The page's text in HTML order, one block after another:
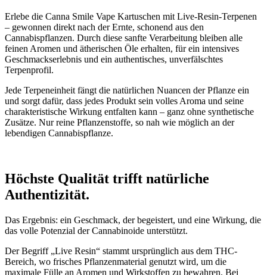
Erlebe die Canna Smile Vape Kartuschen mit Live-Resin-Terpenen
– gewonnen direkt nach der Ernte, schonend aus den
Cannabispflanzen. Durch diese sanfte Verarbeitung bleiben alle
feinen Aromen und ätherischen Öle erhalten, für ein intensives
Geschmackserlebnis und ein authentisches, unverfälschtes
Terpenprofil.
Jede Terpeneinheit fängt die natürlichen Nuancen der Pflanze ein
und sorgt dafür, dass jedes Produkt sein volles Aroma und seine
charakteristische Wirkung entfalten kann – ganz ohne synthetische
Zusätze. Nur reine Pflanzenstoffe, so nah wie möglich an der
lebendigen Cannabispflanze.
Höchste Qualität trifft natürliche
Authentizität.
Das Ergebnis: ein Geschmack, der begeistert, und eine Wirkung, die
das volle Potenzial der Cannabinoide unterstützt.
Der Begriff „Live Resin“ stammt ursprünglich aus dem THC-
Bereich, wo frisches Pflanzenmaterial genutzt wird, um die
maximale Fülle an Aromen und Wirkstoffen zu bewahren. Bei